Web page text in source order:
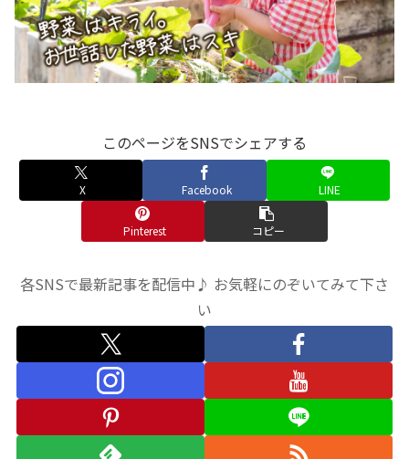
このページをSNSでシェアする
X Facebook LINE
Pinterest コピー
各SNSで最新記事を配信中♪ お気軽にのぞいてみて下さ
い